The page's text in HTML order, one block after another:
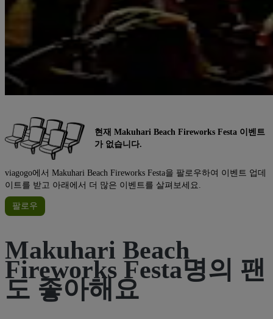
현재 Makuhari Beach Fireworks Festa 이벤트
가 없습니다.
viagogo에서 Makuhari Beach Fireworks Festa을 팔로우하여 이벤트 업데
이트를 받고 아래에서 더 많은 이벤트를 살펴보세요.
팔로우
Makuhari Beach
Fireworks Festa명의 팬
도 좋아해요